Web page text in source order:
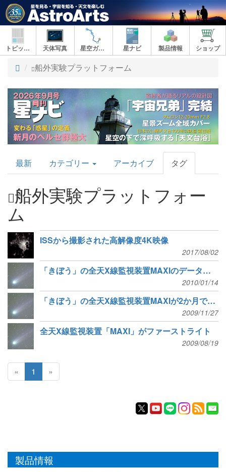
トピックス 天体写真 星空ガイド 星ナビ 製品情報 ショップ
ト
プ
船外実験プラットフォーム
AstroArts
Topics
最新 カテゴリー アーカイブ タグ
船外実験プラットフォー
ム
ISSから撮影された高解像度4K映像
2017/08/02
「きぼう」の全天X線監視装置MAXIのデータ公開
2010/01/14
「きぼう」の全天X線監視装置MAXIが2か月で全天撮影
2009/11/27
全天X線監視装置「MAXI」がファーストライト
2009/08/19
« 1 »
製品情報